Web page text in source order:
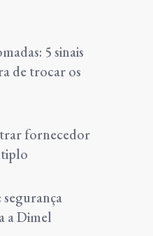
5 sinais
de trocar os
fornecedor
segurança
a Dimel